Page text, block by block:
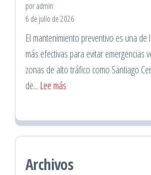
en
La
Florida
para
Emergencias
por admin
6 de julio de 2026
El mantenimiento preventivo es una de
más efectivas para evitar emergencias
zonas de alto tráfico como Santiago
de... Lee más
Santiago
para
Archivos